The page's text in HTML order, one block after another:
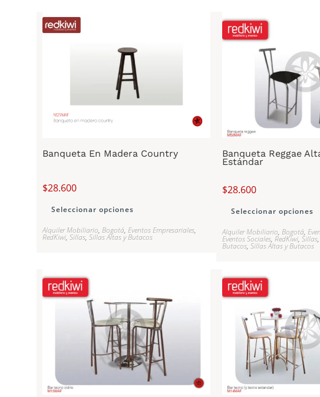
Banqueta En Madera Country
$28.600
Seleccionar opciones
Alquiler Mobiliario, Bogotá, Eventos Empresariales,
RedKiwi, Sillas, Sillas Altas y Butacos
Banqueta Reggae
Estándar
$28.600
Seleccionar opciones
Alquiler Mobiliario, Bogotá,
Eventos Sociales, RedKiwi, Sillas,
Butacos, Sillas Altas y Butacos